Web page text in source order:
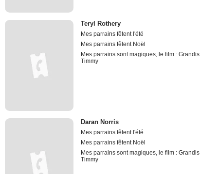
Teryl Rothery
Mes parrains fêtent l'été
Mes parrains fêtent Noël
Mes parrains sont magiques, le film : Grandis
Timmy
Daran Norris
Mes parrains fêtent l'été
Mes parrains fêtent Noël
Mes parrains sont magiques, le film : Grandis
Timmy